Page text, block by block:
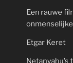
Een rauwe
Etgar Keret